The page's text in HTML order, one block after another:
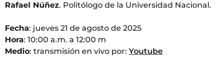
Rafael Núñez. Politólogo de la Universidad Nacional.
Fecha: jueves 21 de agosto de 2025
Hora: 10:00 a.m. a 12:00 m
Medio: transmisión en vivo por: Youtube